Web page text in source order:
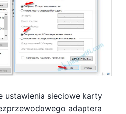
ustawienia sieciowe karty
adaptera